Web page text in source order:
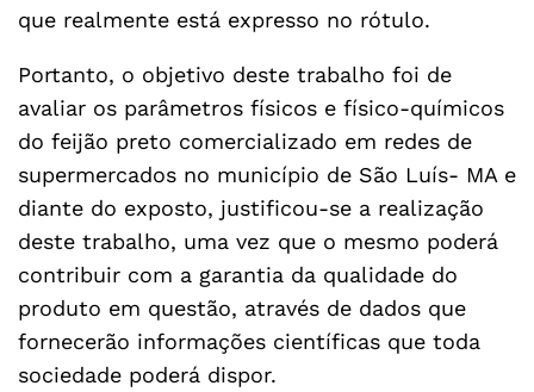
que realmente está expresso no rótulo.
Portanto, o objetivo deste trabalho foi de
avaliar os parâmetros físicos e físico-químicos
do feijão preto comercializado em redes de
supermercados no município de São Luís- MA e
diante do exposto, justificou-se a realização
deste trabalho, uma vez que o mesmo poderá
contribuir com a garantia da qualidade do
produto em questão, através de dados que
fornecerão informações científicas que toda
sociedade poderá dispor.